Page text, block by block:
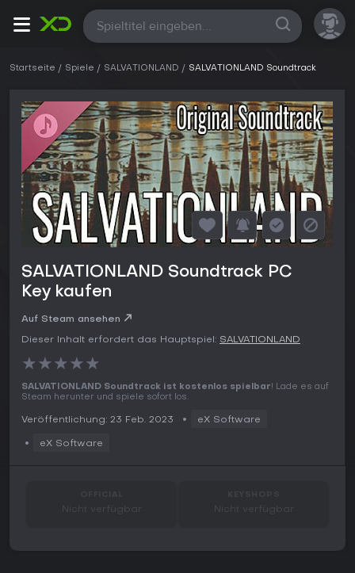
Alle
Startseite Spiele SALVATIONLAND SALVATIONLAND Soundtrack
SALVATIONLAND Soundtrack PC
Key kaufen
Auf Steam ansehen
Dieser Inhalt erfordert das Hauptspiel: SALVATIONLAND
★★★★★
SALVATIONLAND Soundtrack ist kostenlos spielbar! Lade es auf
Steam herunter und spiele sofort los.
Veröffentlichung: 23 Feb. 2023 eX Software
eX Software
Nicht verfügbar Nicht verfügbar